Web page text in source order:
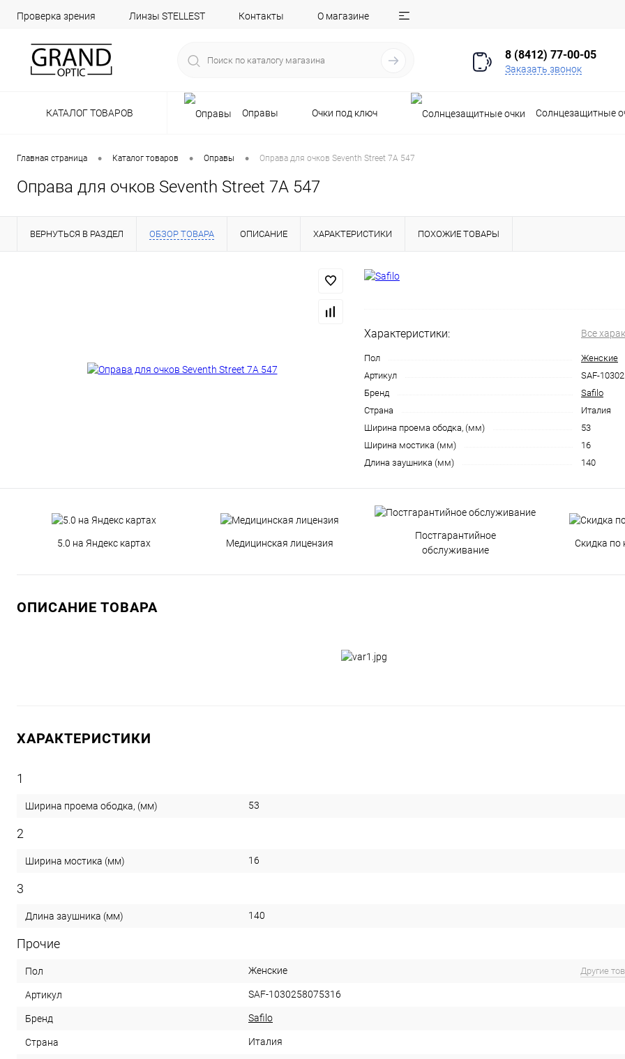
Проверка зрения Линзы STELLEST Контакты О магазине
8 (8412) 77-00-05
Заказать звонок
КАТАЛОГ ТОВАРОВ Оправы Очки под ключ Солнцезащитные
Главная страница • Каталог товаров • Оправы • Оправа для очков Seventh Street 7A 547
Оправа для очков Seventh Street 7A 547
ВЕРНУТЬСЯ В РАЗДЕЛ ОБЗОР ТОВАРА ОПИСАНИЕ ХАРАКТЕРИСТИКИ ПОХОЖИЕ ТОВАРЫ
Характеристики: Все
Пол
Женские
Артикул
SAF-
Бренд
Safilo
Страна
Италия
Ширина проема ободка, (мм)
53
Ширина мостика (мм)
16
Длина заушника (мм)
140
5.0 на Яндекс картах Медицинская лицензия
Постгарантийное
обслуживание
Скидка по
ОПИСАНИЕ ТОВАРА
ХАРАКТЕРИСТИКИ
1
Ширина проема ободка, (мм) 53
2
Ширина мостика (мм) 16
3
Длина заушника (мм) 140
Прочие
Пол Женские Другие
Артикул SAF-1030258075316
Бренд Safilo
Страна Италия